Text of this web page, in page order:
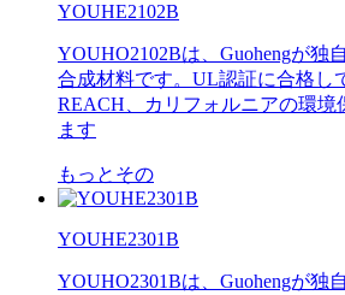
YOUHE2102B
YOUHO2102Bは、Guohengが独
合成材料です。UL認証に合格し
REACH、カリフォルニアの環境
ます
もっとその
YOUHE2301B
YOUHO2301Bは、Guohengが独